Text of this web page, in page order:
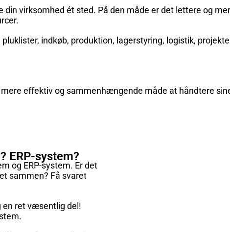
virksomhed ét sted. På den måde er det lettere og
indkøb, produktion, lagerstyring, logistik,
effektiv og sammenhængende måde at håndtere
ERP-system?
og ERP-system. Er det
sammen? Få svaret
en ret væsentlig del!